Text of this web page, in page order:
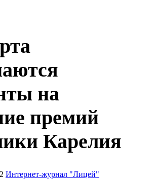
на
премий
Карелия
Интернет-журнал "Лицей"